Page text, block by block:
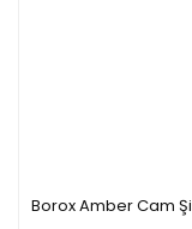
Borox Amber Cam